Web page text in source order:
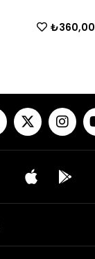
₺360,00